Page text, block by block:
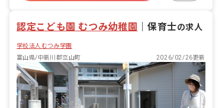
残業少なめ
認定こども園 むつみ幼稚園 保育士の求人
学校法人むつみ学園
富山県/中新川郡立山町
2026/02/26更新